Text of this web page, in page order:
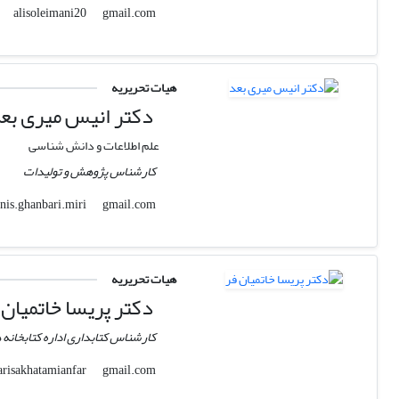
alisoleimani20
gmail.com
هیات تحریریه
دکتر انیس میری
علم اطلاعات و دانش شناسی
کارشناس پژوهش و تولیدات
anis.ghanbari.miri
gmail.com
هیات تحریریه
دکتر پریسا
کارشناس کتابداری اداره
parisakhatamianfar
gmail.com